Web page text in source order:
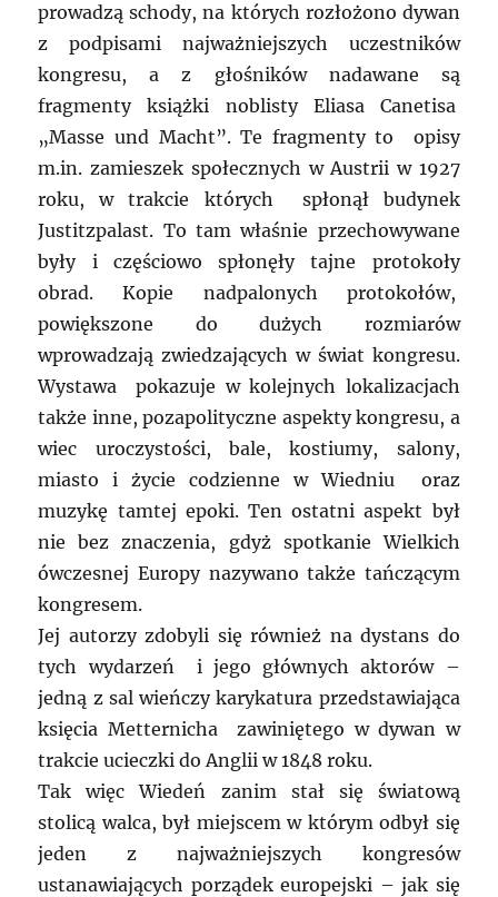
prowadzą schody, na których rozłożono dywan
z podpisami najważniejszych uczestników
kongresu, a z głośników nadawane są
fragmenty książki noblisty Eliasa Canetisa
„Masse und Macht”. Te fragmenty to opisy
m.in. zamieszek społecznych w Austrii w 1927
roku, w trakcie których spłonął budynek
Justitzpalast. To tam właśnie przechowywane
były i częściowo spłonęły tajne protokoły
obrad. Kopie nadpalonych protokołów,
powiększone do dużych rozmiarów
wprowadzają zwiedzających w świat kongresu.
Wystawa pokazuje w kolejnych lokalizacjach
także inne, pozapolityczne aspekty kongresu, a
wiec uroczystości, bale, kostiumy, salony,
miasto i życie codzienne w Wiedniu oraz
muzykę tamtej epoki. Ten ostatni aspekt był
nie bez znaczenia, gdyż spotkanie Wielkich
ówczesnej Europy nazywano także tańczącym
kongresem.
Jej autorzy zdobyli się również na dystans do
tych wydarzeń i jego głównych aktorów –
jedną z sal wieńczy karykatura przedstawiająca
księcia Metternicha zawiniętego w dywan w
trakcie ucieczki do Anglii w 1848 roku.
Tak więc Wiedeń zanim stał się światową
stolicą walca, był miejscem w którym odbył się
jeden z najważniejszych kongresów
ustanawiających porządek europejski – jak się